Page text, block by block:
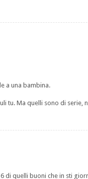
a una bambina.
tu. Ma quelli sono di serie,
quelli buoni che in sti